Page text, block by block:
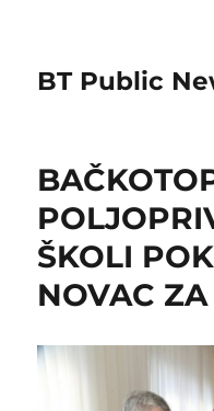
BT Public
ŠKOLI
NOVAC